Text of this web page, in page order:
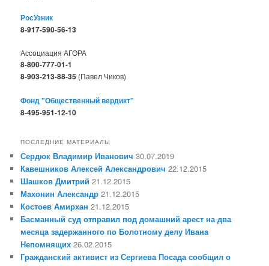
РосУзник
8-917-590-56-13
Ассоциация АГОРА
8-800-777-01-1
8-903-213-88-35 (Павел Чиков)
Фонд "Общественный вердикт"
8-495-951-12-10
ПОСЛЕДНИЕ МАТЕРИАЛЫ
Сердюк Владимир Иванович 30.07.2019
Кавешников Алексей Александрович 22.12.2015
Шашков Дмитрий 21.12.2015
Махонин Александр 21.12.2015
Костоев Амирхан 21.12.2015
Басманный суд отправил под домашний арест на два
месяца задержанного по Болотному делу Ивана
Непомнящих 26.02.2015
Гражданский активист из Сергиева Посада сообщил о